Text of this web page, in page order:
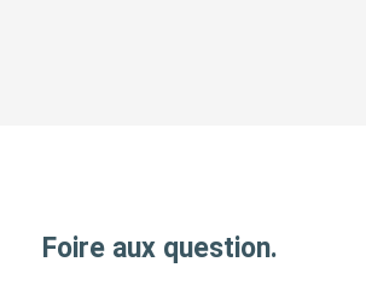
Foire aux question.